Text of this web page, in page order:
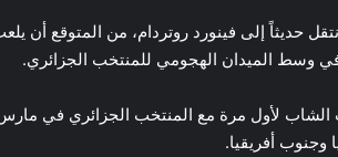
حديثاً إلى فينورد روتردام، من المتوقع أن
وسط الميدان الهجومي للمنتخب الجزائري.
الشاب لأول مرة مع المنتخب الجزائري في
وجنوب أفريقيا.